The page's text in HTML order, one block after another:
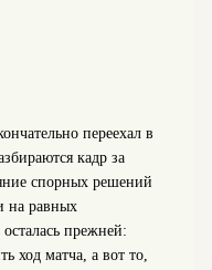
переехал в
кадр за
спорных решений
на равных
прежней:
ход матча, а вот то,